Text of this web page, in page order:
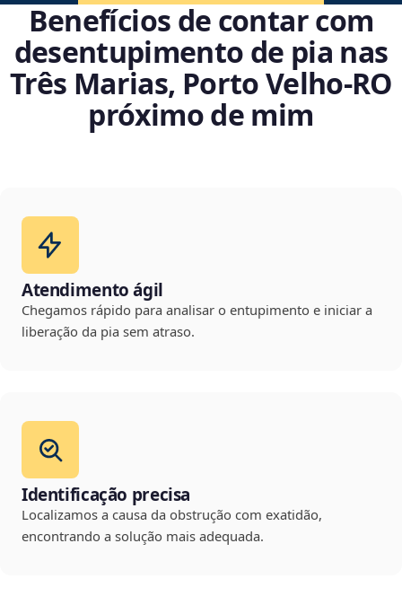
Benefícios de contar com
desentupimento de pia nas
Três Marias, Porto Velho‑RO
próximo de mim
Atendimento ágil
Chegamos rápido para analisar o entupimento e iniciar a
liberação da pia sem atraso.
Identificação precisa
Localizamos a causa da obstrução com exatidão,
encontrando a solução mais adequada.